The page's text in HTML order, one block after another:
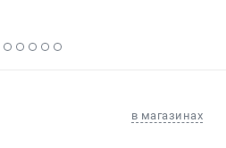
в магазинах